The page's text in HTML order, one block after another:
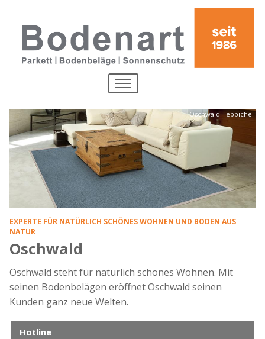
MENU
Oschwald Teppiche
EXPERTE FÜR NATÜRLICH SCHÖNES WOHNEN UND BODEN AUS
NATUR
Oschwald
Oschwald steht für natürlich schönes Wohnen. Mit
seinen Bodenbelägen eröffnet Oschwald seinen
Kunden ganz neue Welten.
Hotline